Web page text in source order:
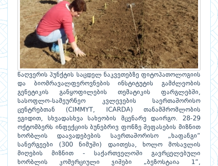
წაღვერის პუნქტის საცდელ ნაკვეთებზე ფიტოპათოლოგიის
და ბიომრავალფეროვნების ინსტიტუტის გამძლეობის
გენეტიკის განყოფილების თემატიკის ფარგლებში,
სასოფლო-სამეურნეო კვლევების საერთაშორისო
ცენტრებთან (CIMMYT, ICARDA) თანამშრომლობის
ეგიდით, სხვადასხვა სახეობის მცენარე დაირგო. 28-29
ოქტომბერს ინფექციის ბუნებრივ ფონზე შეფასების მიზნით
ხორბლის დაავადებების საერთაშორისო „ხაფანგი“
სანერგეები (300 ნიმუში) დაითესა, ხოლო მოსავლის
მიღების მიზნით - საქართველოში გავრცელებული
ხორბლის კომერციული ჯიშები „ბეზოსტაია 1“,